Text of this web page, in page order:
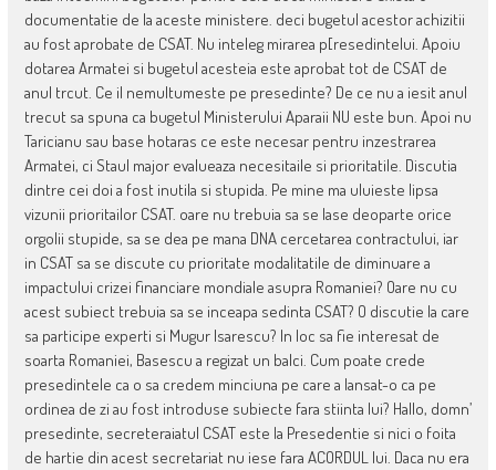
documentatie de la aceste ministere. deci bugetul acestor achizitii
au fost aprobate de CSAT. Nu inteleg mirarea p[resedintelui. Apoiu
dotarea Armatei si bugetul acesteia este aprobat tot de CSAT de
anul trcut. Ce il nemultumeste pe presedinte? De ce nu a iesit anul
trecut sa spuna ca bugetul Ministerului Aparaii NU este bun. Apoi nu
Taricianu sau base hotaras ce este necesar pentru inzestrarea
Armatei, ci Staul major evalueaza necesitaile si prioritatile. Discutia
dintre cei doi a fost inutila si stupida. Pe mine ma uluieste lipsa
vizunii prioritailor CSAT. oare nu trebuia sa se lase deoparte orice
orgolii stupide, sa se dea pe mana DNA cercetarea contractului, iar
in CSAT sa se discute cu prioritate modalitatile de diminuare a
impactului crizei financiare mondiale asupra Romaniei? Oare nu cu
acest subiect trebuia sa se inceapa sedinta CSAT? O discutie la care
sa participe experti si Mugur Isarescu? In loc sa fie interesat de
soarta Romaniei, Basescu a regizat un balci. Cum poate crede
presedintele ca o sa credem minciuna pe care a lansat-o ca pe
ordinea de zi au fost introduse subiecte fara stiinta lui? Hallo, domn’
presedinte, secreteraiatul CSAT este la Presedentie si nici o foita
de hartie din acest secretariat nu iese fara ACORDUL lui. Daca nu era